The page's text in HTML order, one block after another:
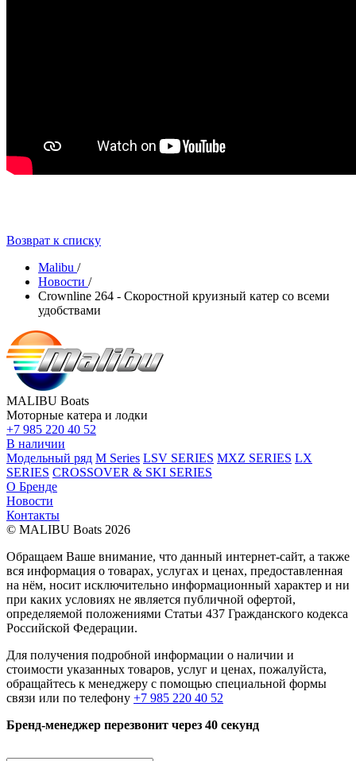
Возврат к списку
Malibu /
Новости /
Crownline 264 - Скоростной круизный катер со всеми
удобствами
MALIBU Boats
Моторные катера и лодки
+7 985 220 40 52
В наличии
Модельный ряд M Series LSV SERIES MXZ SERIES LX
SERIES CROSSOVER & SKI SERIES
О Бренде
Новости
Контакты
© MALIBU Boats 2026
Обращаем Ваше внимание, что данный интернет-сайт, а также
вся информация о товарах, услугах и ценах, предоставленная
на нём, носит исключительно информационный характер и ни
при каких условиях не является публичной офертой,
определяемой положениями Статьи 437 Гражданского кодекса
Российской Федерации.
Для получения подробной информации о наличии и
стоимости указанных товаров, услуг и ценах, пожалуйста,
обращайтесь к менеджеру с помощью специальной формы
связи или по телефону +7 985 220 40 52
Бренд-менеджер перезвонит через 40 секунд